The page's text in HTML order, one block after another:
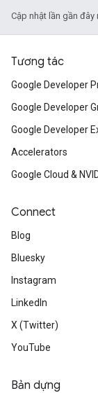
Cập nhật lần gần đây
Tương tác
Google Developer
Google Developer
Google Developer
Accelerators
Google Cloud &
Connect
Blog
Bluesky
Instagram
LinkedIn
X (Twitter)
YouTube
Bản dựng